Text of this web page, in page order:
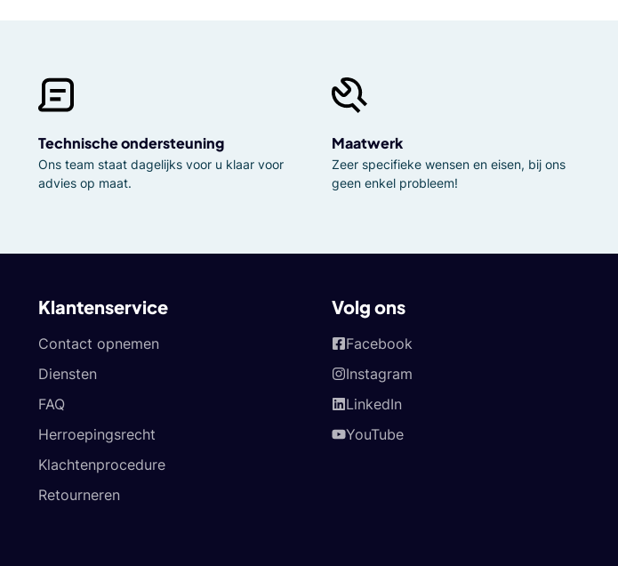
Technische ondersteuning
Ons team staat dagelijks voor u klaar voor
advies op maat.
Maatwerk
Zeer specifieke wensen en eisen, bij ons
geen enkel probleem!
Klantenservice
Contact opnemen
Diensten
FAQ
Herroepingsrecht
Klachtenprocedure
Retourneren
Volg ons
Facebook
Instagram
LinkedIn
YouTube